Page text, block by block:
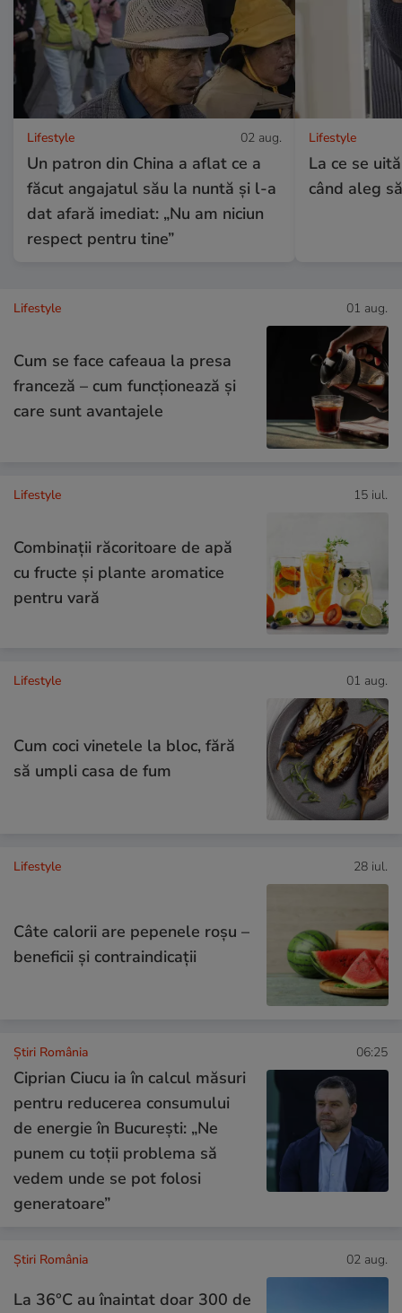
Lifestyle 02 aug.
Un patron din China a aflat ce a
făcut angajatul său la nuntă și l-a
dat afară imediat: „Nu am niciun
respect pentru tine”
Lifestyle
La ce se
când aleg
Lifestyle 01 aug.
Cum se face cafeaua la presa
franceză – cum funcționează și
care sunt avantajele
Lifestyle 15 iul.
Combinaţii răcoritoare de apă
cu fructe şi plante aromatice
pentru vară
Lifestyle 01 aug.
Cum coci vinetele la bloc, fără
să umpli casa de fum
Lifestyle 28 iul.
Câte calorii are pepenele roșu –
beneficii și contraindicații
Știri România 06:25
Ciprian Ciucu ia în calcul măsuri
pentru reducerea consumului
de energie în București: „Ne
punem cu toţii problema să
vedem unde se pot folosi
generatoare”
Știri România 02 aug.
La 36°C au înaintat doar 300 de